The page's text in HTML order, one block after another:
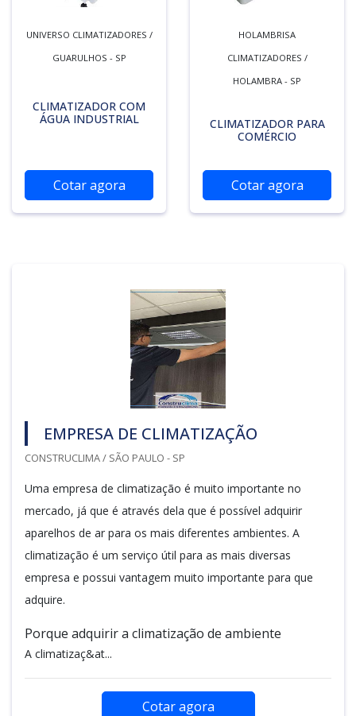
UNIVERSO CLIMATIZADORES /
GUARULHOS - SP
CLIMATIZADOR COM
ÁGUA INDUSTRIAL
Cotar agora
HOLAMBRISA
CLIMATIZADORES /
HOLAMBRA - SP
CLIMATIZADOR PARA
COMÉRCIO
Cotar agora
EMPRESA DE CLIMATIZAÇÃO
CONSTRUCLIMA / SÃO PAULO - SP
Uma empresa de climatização é muito importante no
mercado, já que é através dela que é possível adquirir
aparelhos de ar para os mais diferentes ambientes. A
climatização é um serviço útil para as mais diversas
empresa e possui vantagem muito importante para que
adquire.
Porque adquirir a climatização de ambiente
A climatizaç&at...
Cotar agora